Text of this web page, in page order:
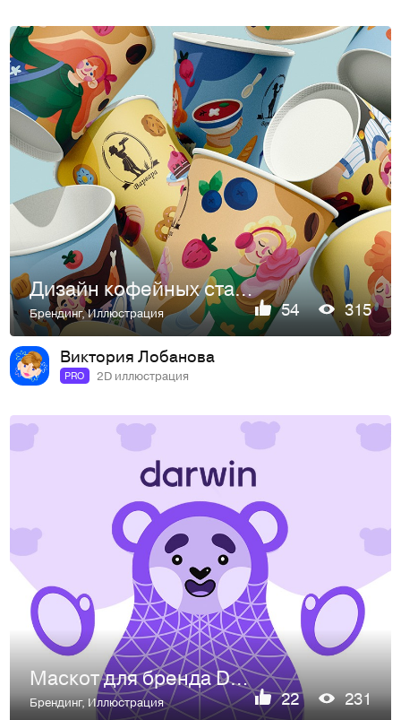
Дизайн кофейных стаканчиков для пекарни
Брендинг,Иллюстрация 54 315
Виктория Лобанова
PRO 2D иллюстрация
Маскот для бренда Darwin
Брендинг,Иллюстрация 22 231